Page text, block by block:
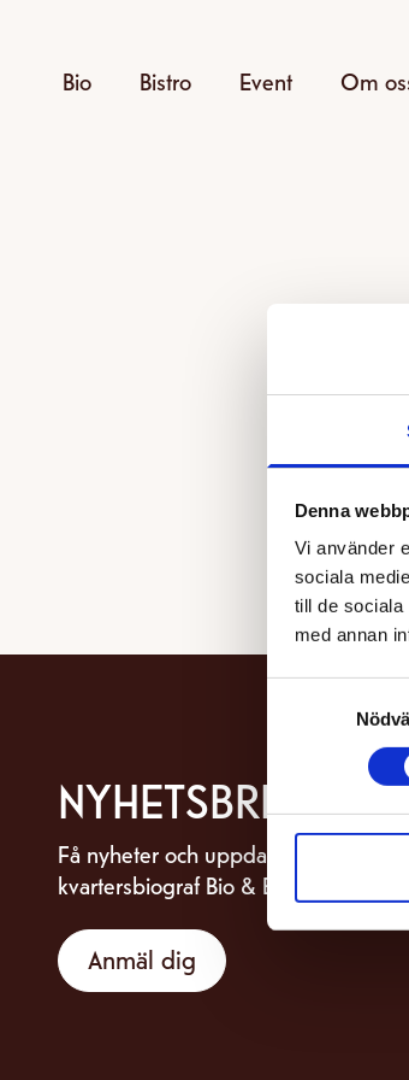
Denna
Vi använder
sociala
till de
med annan
Bio Bistro Event Om
NYHETSBREV
Få nyheter och uppdateringar om din
kvartersbiograf Bio & Bistro Capitol.
Anmäl dig